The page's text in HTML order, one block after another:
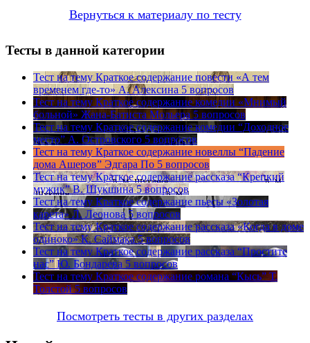
Вернуться к материалу по тесту
Тесты в данной категории
Тест на тему Краткое содержание повести «А тем
временем где-то» А. Алексина 5 вопросов
Тест на тему Краткое содержание комедии «Мнимый
больной» Жана-Батиста Мольера 5 вопросов
Тест на тему Краткое содержание комедии “Доходное
место” А. Островского 5 вопросов
Тест на тему Краткое содержание новеллы “Падение
дома Ашеров” Эдгара По 5 вопросов
Тест на тему Краткое содержание рассказа “Крепкий
мужик” В. Шукшина 5 вопросов
Тест на тему Краткое содержание пьесы «Золотая
карета» Л. Леонова 5 вопросов
Тест на тему Краткое содержание рассказа «Когда в доме
одиноко» К. Саймака 5 вопросов
Тест на тему Краткое содержание рассказа “Простите
нас” Ю. Бондарева 5 вопросов
Тест на тему Краткое содержание романа “Кысь” Т.
Толстой 5 вопросов
Посмотреть тесты в других разделах